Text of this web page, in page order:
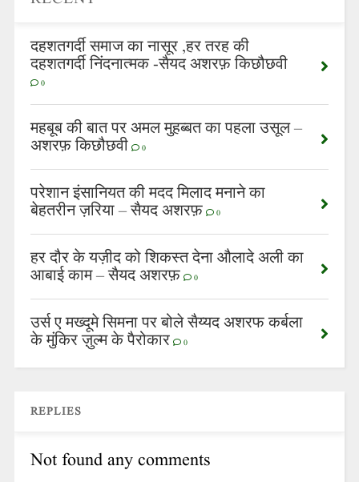
दहशतगर्दी समाज का नासूर ,हर तरह की
दहशतगर्दी निंदनात्मक -सैयद अशरफ़ किछौछवी
0
महबूब की बात पर अमल मुहब्बत का पहला उसूल –
अशरफ़ किछौछवी 0
परेशान इंसानियत की मदद मिलाद मनाने का
बेहतरीन ज़रिया – सैयद अशरफ़ 0
हर दौर के यज़ीद को शिकस्त देना औलादे अली का
आबाई काम – सैयद अशरफ़ 0
उर्स ए मख्दूमे सिमना पर बोले सैय्यद अशरफ कर्बला
के मुंकिर ज़ुल्म के पैरोकार 0
REPLIES
Not found any comments